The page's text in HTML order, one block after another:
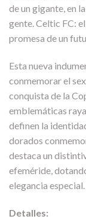
de un gigante, en
gente. Celtic FC:
promesa de un
Esta nueva
conmemorar el
conquista de la
emblemáticas
definen la
dorados
destaca un
efeméride,
elegancia especial.
Detalles: